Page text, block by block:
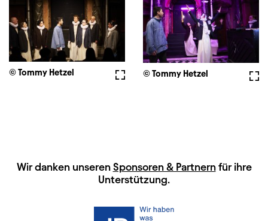
Vollbild
© Tommy Hetzel © Tommy Hetzel
HAUPTSPONSOREN
Wir danken unseren Sponsoren & Partnernfür ihre
Unterstützung.